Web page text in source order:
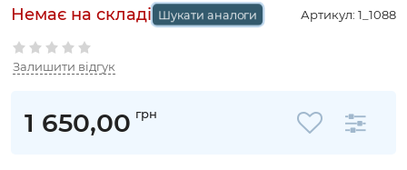
Шукати аналоги Артикул: 1_1088
Залишити відгук
1 650,00 грн